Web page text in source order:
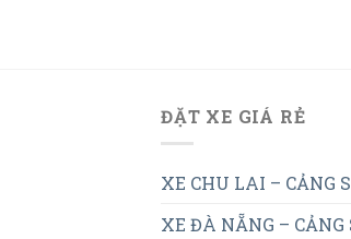
ĐẶT XE GIÁ RẺ
XE CHU LAI – CẢNG
XE ĐÀ NẴNG – CẢNG